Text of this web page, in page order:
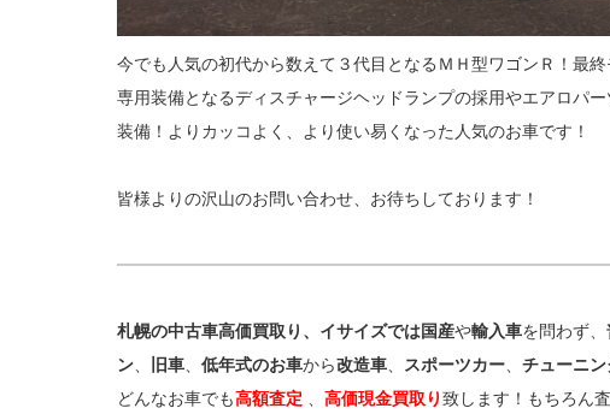
今でも人気の初代から数えて３代目となるＭＨ型ワゴンＲ！最
専用装備となるディスチャージヘッドランプの採用やエアロパ
装備！よりカッコよく、より使い易くなった人気のお車です！
皆様よりの沢山のお問い合わせ、お待ちしております！
札幌の中古車高価買取り、イサイズでは国産や輸入車を問わず、
ン
旧車 低年式のお車から改造車 スポーツカー チューニ
どんなお車でも高額査定 高価現金買取り致します！もちろん